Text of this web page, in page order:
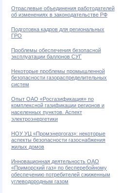
Отраслевые объединения работодателей
об изменениях в законодательстве РФ
Подготовка кадров для региональных
ГРО
Проблемы обеспечения безопасной
эксплуатации баллонов СУГ
Некоторые проблемы промышленной
безопасности газораспределительных
систем
Опыт ОАО «Росгазификация» по
комплексной газификации регионов и
населенных пунктов. Аспект
электроэнергетики
НОУ УЦ «Промэнергогаз»: некоторые
аспекты безопасности газоснабжения
жилых домов
Инновационная деятельность ОАО
«Приморский газ» по бесперебойному
обеспечению потребителей сжиженным
углеводородным газом